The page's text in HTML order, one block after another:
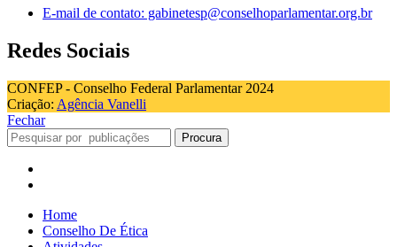
E-mail de contato: gabinetesp@conselhoparlamentar.org.br
Redes Sociais
CONFEP - Conselho Federal Parlamentar 2024
Criação: Agência Vanelli
Fechar
Procura
Home
Conselho De Ética